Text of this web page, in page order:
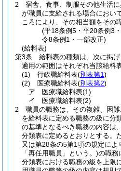
2
宿舎、食事、制服その他生活
が職員に支給される場合におい
ころにより、その相当額をその
(平18条例5・平20条例3
令8条例1・一部改正)
(給料表)
第3条
給料表の種類は、次に掲
適用の範囲はそれぞれ当該給料
(1)
行政職給料表(別表第1)
(2)
医療職給料表(別表第2)
ア
医療職給料表(1)
イ
医療職給料表(2)
2
職員の職務は、その複雑、困
を給料表に定める職務の級に分
の基準となるべき職務の内容は、
分類表に定めるとおりとする。
又は第28条の5第1項の規定によ
「再任用職員」という。)の職務
分類表における職務の級を上限